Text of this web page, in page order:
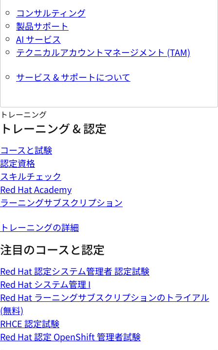
コンサルティング
製品サポート
AI サービス
テクニカルアカウントマネージメント (TAM)
サービス & サポートについて
トレーニング
トレーニング & 認定
コースと試験
認定資格
スキルチェック
Red Hat Academy
ラーニングサブスクリプション
トレーニングの詳細
注目のコースと認定
Red Hat 認定システム管理者 認定試験
Red Hat システム管理 I
Red Hat ラーニングサブスクリプションのトライアル
(無料)
RHCE 認定試験
Red Hat 認定 OpenShift 管理者試験